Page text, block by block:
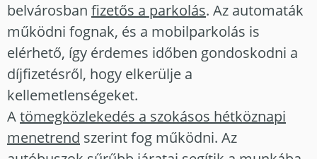
belvárosban fizetős a parkolás. Az automaták
működni fognak, és a mobilparkolás is
elérhető, így érdemes időben gondoskodni a
díjfizetésről, hogy elkerülje a
kellemetlenségeket.
Atömegközlekedés a szokásos hétköznapi
menetrend szerint fog működni. Az